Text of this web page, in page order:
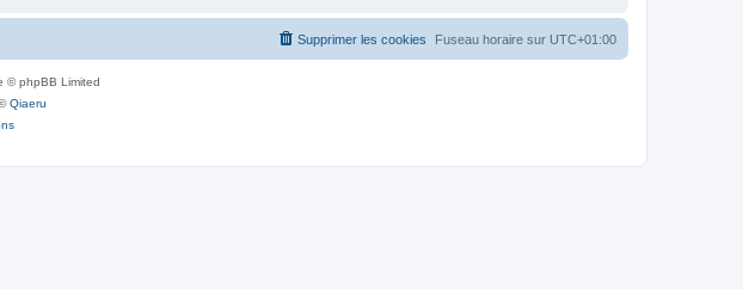
Fuseau horaire sur UTC+01:00
Supprimer les cookies
© phpBB Limited
Qiaeru